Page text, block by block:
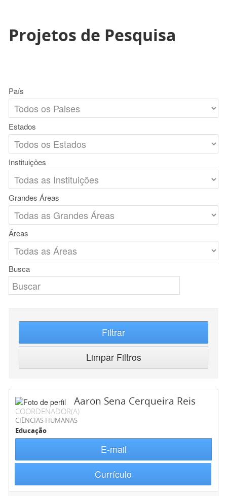
Projetos de Pesquisa
País
Estados
Instituições
Grandes Áreas
Áreas
Busca
Filtrar
Limpar Filtros
Aaron Sena Cerqueira Reis
COORDENADOR(A)
CIÊNCIAS HUMANAS
Educação
E-mail
Currículo